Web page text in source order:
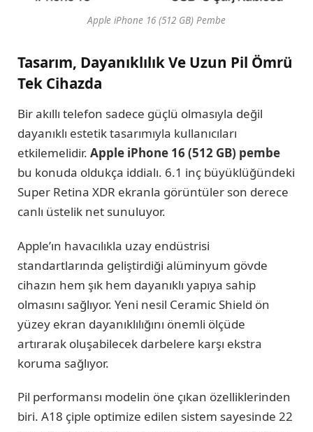
Apple iPhone 16 (512 GB) Pembe
Tasarım, Dayanıklılık Ve Uzun Pil Ömrü
Tek Cihazda
Bir akıllı telefon sadece güçlü olmasıyla değil
dayanıklı estetik tasarımıyla kullanıcıları
etkilemelidir. Apple iPhone 16 (512 GB) pembe
bu konuda oldukça iddialı. 6.1 inç büyüklüğündeki
Super Retina XDR ekranla görüntüler son derece
canlı üstelik net sunuluyor.
Apple’ın havacılıkla uzay endüstrisi
standartlarında geliştirdiği alüminyum gövde
cihazın hem şık hem dayanıklı yapıya sahip
olmasını sağlıyor. Yeni nesil Ceramic Shield ön
yüzey ekran dayanıklılığını önemli ölçüde
artırarak oluşabilecek darbelere karşı ekstra
koruma sağlıyor.
Pil performansı modelin öne çıkan özelliklerinden
biri. A18 çiple optimize edilen sistem sayesinde 22